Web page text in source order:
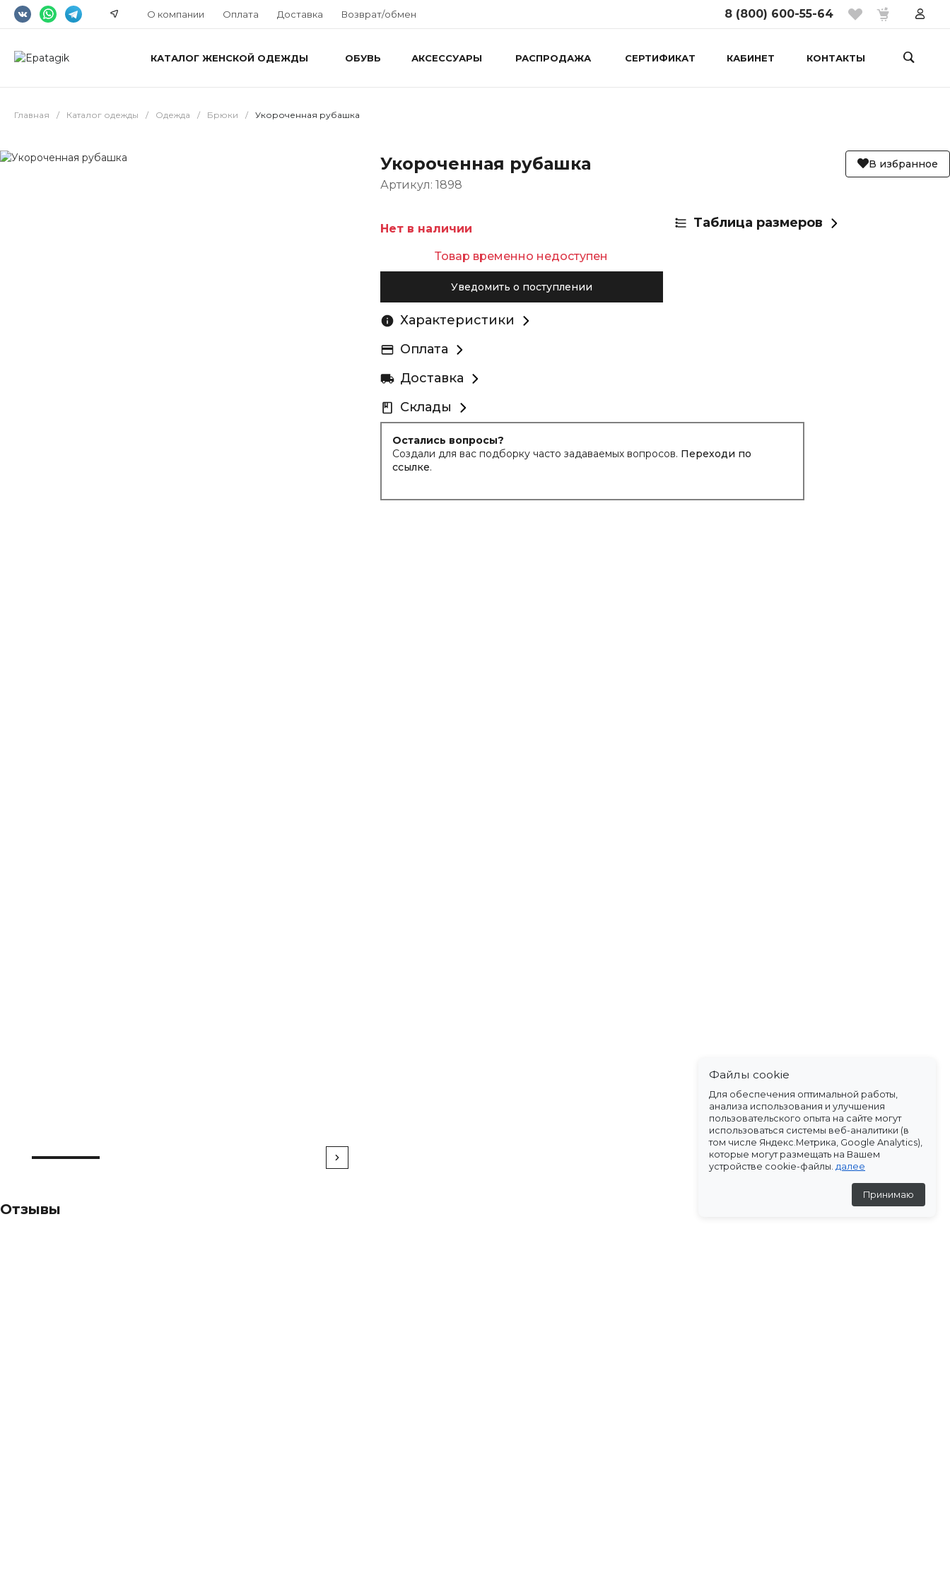
О компании Оплата Доставка Возврат/обмен 8 (800) 600-55-64
КАТАЛОГ ЖЕНСКОЙ ОДЕЖДЫ ОБУВЬ АКСЕССУАРЫ РАСПРОДАЖА СЕРТИФИКАТ КАБИНЕТ КОНТАКТЫ
Главная / Каталог одежды / Одежда / Брюки / Укороченная рубашка
Укороченная рубашка В избранное
Артикул: 1898
Нет в наличии
Товар временно недоступен
Уведомить о поступлении
Таблица размеров
Характеристики
Оплата
Доставка
Склады
Остались вопросы?
Создали для вас подборку часто задаваемых вопросов. Переходи по
ссылке.
Отзывы
Файлы cookie
Для обеспечения оптимальной работы,
анализа использования и улучшения
пользовательского опыта на сайте могут
использоваться системы веб-аналитики (в
том числе Яндекс.Метрика, Google Analytics),
которые могут размещать на Вашем
устройстве cookie-файлы. далее
Принимаю